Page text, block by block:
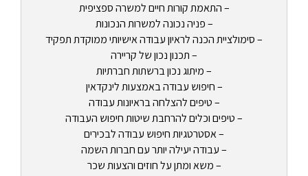
– התאמת קורות חיים למשרה ספציפית
– פניה נכונה למשרות הנכונות
– סימולציית הכנה לראיון עבודה אישיותי ממוקדת תפקיד
– תכנון נכון של קריירה
– מיתוג נכון ברשתות חברתיות
– חיפוש עבודה באמצעות לינקדאין
– טיפים להצלחה בראיונות עבודה
– טיפים וכלים להרחבת שיטות חיפוש העבודה
– אסטרטגיות חיפוש עבודה לבכירים
– עבודה יעילה יותר עם חברות השמה
– משא ומתן על חוזים והצעות שכר